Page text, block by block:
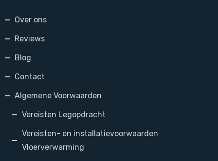
Over ons
Reviews
Blog
Contact
Algemene Voorwaarden
Vereisten Legopdracht
Vereisten- en installatievoorwaarden
Vloerverwarming